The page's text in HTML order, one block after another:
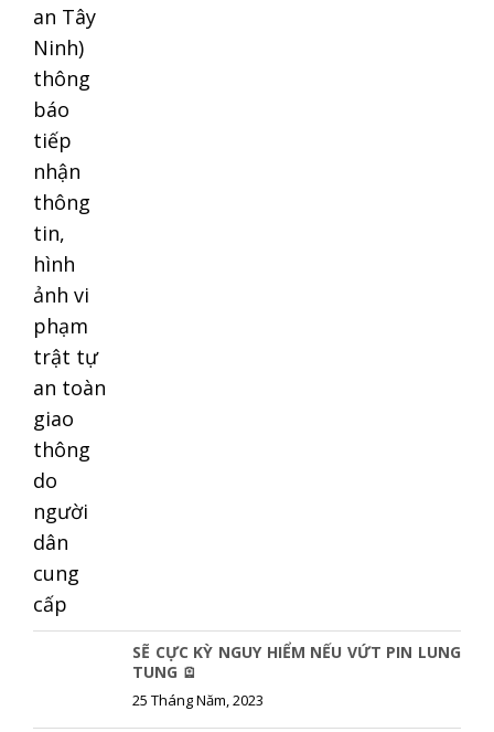
SẼ CỰC KỲ NGUY HIỂM NẾU VỨT PIN LUNG
TUNG 🪫
25 Tháng Năm, 2023